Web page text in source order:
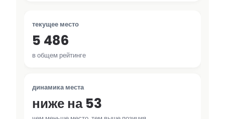
текущее место
5 486
в общем рейтинге
динамика места
ниже на 53